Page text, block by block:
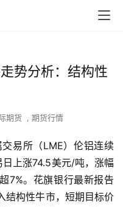
势分析：结构性
期货 , 期货行情
易所（LME）伦铝连续
上涨74.5美元/吨，涨幅
7%。花旗银行最新报告
结构性牛市，短期目标价